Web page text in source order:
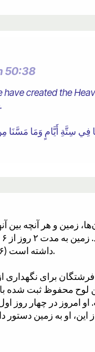
50:38
have created the
زمین و هر آنچه بین
داشته است (۲/۶ = ۱/۳).
برای نگهداری
لوح محفوظ ثبت شده
امروز در چهار روز
او به زمین دستور